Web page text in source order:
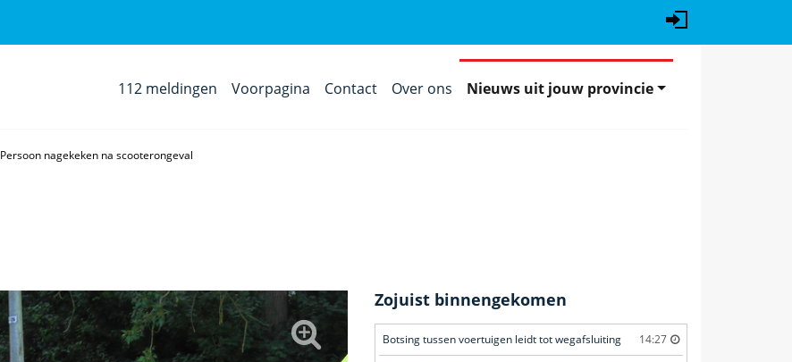
112 meldingen Voorpagina Contact Over ons Nieuws uit jouw provincie
Persoon nagekeken na scooterongeval
Zojuist binnengekomen
Botsing tussen voertuigen leidt tot wegafsluiting 14:27